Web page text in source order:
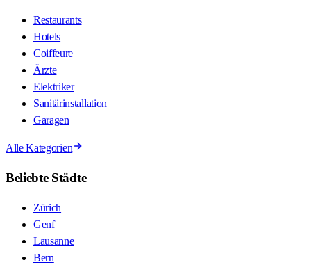
Restaurants
Hotels
Coiffeure
Ärzte
Elektriker
Sanitärinstallation
Garagen
Alle Kategorien
Beliebte Städte
Zürich
Genf
Lausanne
Bern